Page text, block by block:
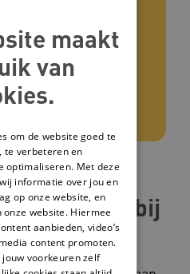
een beperking
aan de
verschillen
je daar invulling
we voor
bij
maakt
van
om de website goed te
te verbeteren en
optimaliseren. Met deze
informatie over jou en
op onze website, en
website. Hiermee
aanbieden, video’s
content promoten.
voorkeuren zelf